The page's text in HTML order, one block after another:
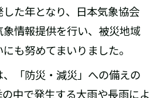
た年となり、日本気象協会
情報提供を行い、被災地域
も努めてまいりました。
「防災・減災」への備えの
中で発生する大雨や長雨によ